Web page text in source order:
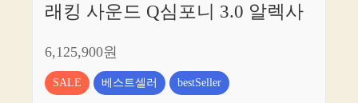
래킹 사운드 Q심포니 3.0 알렉사
6,125,900원
SALE 베스트셀러 bestSeller